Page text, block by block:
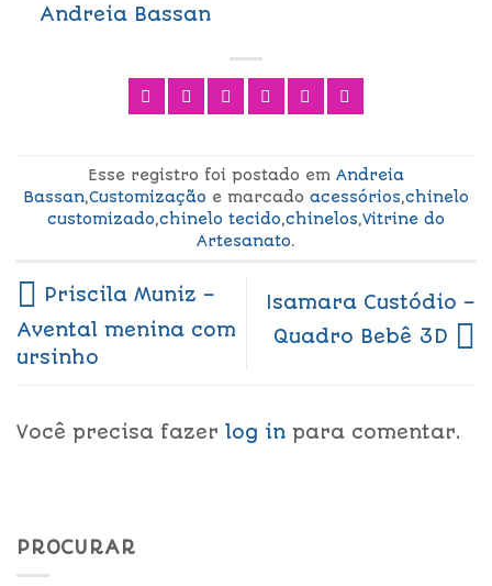
Andreia Bassan
Esse registro foi postado em Andreia
Bassan,Customização e marcado acessórios,chinelo
customizado,chinelo tecido,chinelos,Vitrine do
Artesanato.
Priscila Muniz –
Avental menina com
ursinho
Isamara Custódio –
Quadro Bebê 3D
Você precisa fazer log in para comentar.
PROCURAR